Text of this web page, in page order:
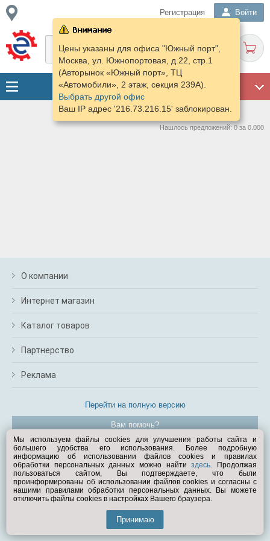
Регистрация Войти
Цены указаны для офиса "Южный порт",
Москва, ул. Южнопортовая, д.22, стр.1
(Авторынок «Южный порт», ТЦ
«Автомобили», 2 этаж, секция 239А).
Выбрать другой офис
Ваш IP адрес '216.73.216.15' заблокирован.
Нашлось предложений: 0 за 0.000
О компании
Интернет магазин
Каталог товаров
Партнерство
Реклама
Перейти на полную версию
Вам помочь?
© Exist.ru 1998—2026
Мы используем файлы cookies для улучшения работы сайта и
большего удобства его использования. Более подробную
информацию об использовании файлов cookies и правилах
обработки персональных данных можно найтиздесь. Продолжая
пользоваться сайтом, Вы подтверждаете, что были
проинформированы об использовании файлов cookies и согласны с
нашими правилами обработки персональных данных. Вы можете
отключить файлы cookies в настройках Вашего браузера.
Принимаю